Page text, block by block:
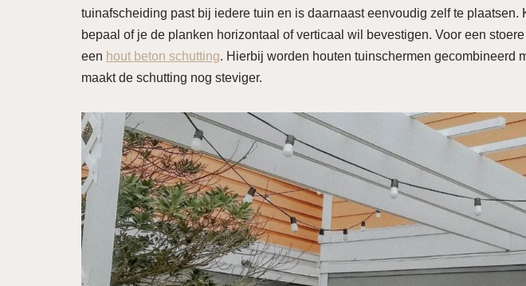
tuinafscheiding past bij iedere tuin en is daarnaast eenvoudig zelf te plaatsen.
bepaal of je de planken horizontaal of verticaal wil bevestigen. Voor een
een hout beton schutting. Hierbij worden houten tuinschermen gecombineerd
maakt de schutting nog steviger.